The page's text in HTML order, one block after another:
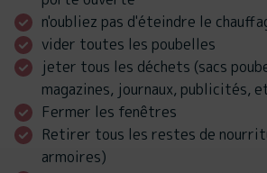
n'oubliez pas d'éteindre le
vider toutes les poubelles
jeter tous les déchets (sacs
magazines, journaux, publicités,
Fermer les fenêtres
Retirer tous les restes de
armoires)